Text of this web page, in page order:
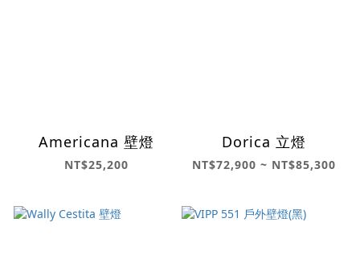
Americana 壁燈
NT$25,200
Dorica 立燈
NT$72,900 ~ NT$85,300